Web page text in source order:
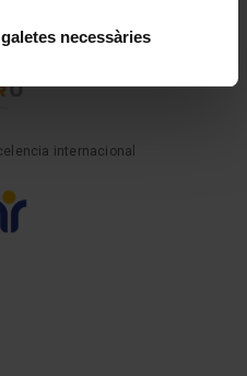
necessàries
internacional